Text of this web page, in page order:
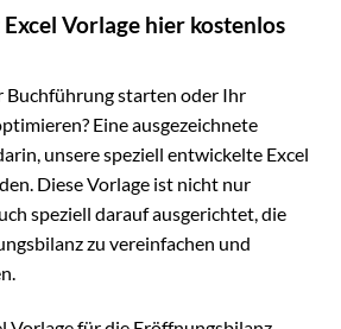
Vorlage hier kostenlos
Buchführung starten oder Ihr
Eine ausgezeichnete
unsere speziell entwickelte Excel
Diese Vorlage ist nicht nur
speziell darauf ausgerichtet, die
zu vereinfachen und